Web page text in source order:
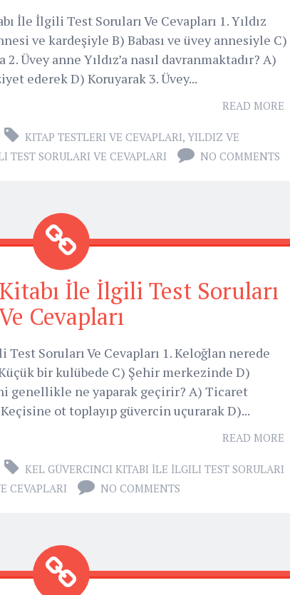
İle İlgili Test Soruları Ve Cevapları 1. Yıldız
ve kardeşiyle B) Babası ve üvey annesiyle C)
Üvey anne Yıldız’a nasıl davranmaktadır? A)
ederek D) Koruyarak 3. Üvey...
READ MORE
KITAP TESTLERI VE CEVAPLARI, YILDIZ VE
TEST SORULARI VE CEVAPLARI
NO COMMENTS
İle İlgili Test Soruları
Cevapları
Soruları Ve Cevapları 1. Keloğlan nerede
bir kulübede C) Şehir merkezinde D)
genellikle ne yaparak geçirir? A) Ticaret
ot toplayıp güvercin uçurarak D)...
READ MORE
KEL GÜVERCINCI KITABI İLE İLGILI TEST SORULARI
CEVAPLARI NO COMMENTS